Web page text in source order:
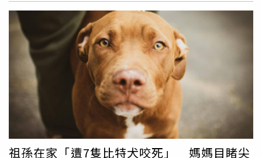
調查範圍。經比對監視畫面及多名村民指證，警方認定一名
養雞場業者所飼養的犬隻疑似混入攻擊群中。儘管該業者到
案後否認犬隻涉案，但警方認為其管理存在疏失，仍依法將
其移送偵辦。此外，警方也發現該地區過去曾發生其他犬隻
攻擊事件，相關被害人已完成筆錄並提出告訴。受害的陳姓
婦人目前仍住院治療，由於傷口數量多且深，傷勢復原情況
嚴峻，已接受4次清創手術。院方表示，因患者傷口持續出
現感染情形，為協助控制病情並促進癒合，將提供5次高壓
氧治療，以提升復原機會。警方強調，飼主對犬隻負有管理
責任，若放任犬隻傷人，將涉及刑事責任。本案已移送彰化
地檢署偵辦，後續將由檢方釐清責任歸屬。同時，動保單位
祖孫在家「遭7隻比特犬咬死」 媽媽目睹尖